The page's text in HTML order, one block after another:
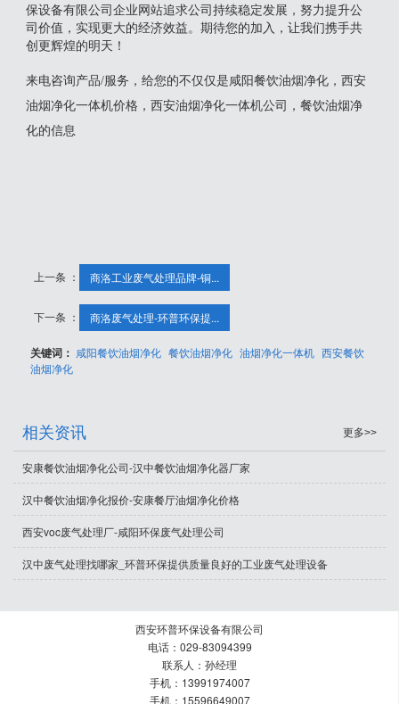
保设备有限公司企业网站追求公司持续稳定发展，努力提升公
司价值，实现更大的经济效益。期待您的加入，让我们携手共
创更辉煌的明天！
来电咨询产品/服务，给您的不仅仅是咸阳餐饮油烟净化，西安
油烟净化一体机价格，西安油烟净化一体机公司，餐饮油烟净
化的信息
上一条 ： 商洛工业废气处理品牌-铜...
下一条 ： 商洛废气处理-环普环保提...
关键词： 咸阳餐饮油烟净化 餐饮油烟净化 油烟净化一体机 西安餐饮
油烟净化
相关资讯 更多>>
安康餐饮油烟净化公司-汉中餐饮油烟净化器厂家
汉中餐饮油烟净化报价-安康餐厅油烟净化价格
西安voc废气处理厂-咸阳环保废气处理公司
汉中废气处理找哪家_环普环保提供质量良好的工业废气处理设备
西安环普环保设备有限公司
电话：029-83094399
联系人：孙经理
手机：13991974007
手机：15596649007